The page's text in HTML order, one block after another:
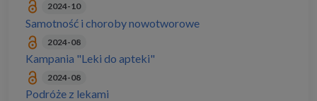
2024-10
Samotność i choroby nowotworowe
2024-08
Kampania "Leki do apteki"
2024-08
Podróże z lekami